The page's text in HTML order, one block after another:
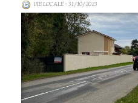
VIE LOCALE- 31/10/2023